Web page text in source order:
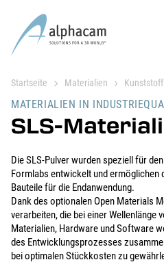
Startseite Materialien Kunststoff
MATERIALIEN IN
SLS-
Die SLS-Pulver wurden speziell für
Formlabs entwickelt und
Bauteile für die Endanwendung.
Dank des optionalen Open Materials
verarbeiten, die bei einer Wellenlänge
Materialien, Hardware und Software
des Entwicklungsprozesses
bei optimalen Stückkosten zu